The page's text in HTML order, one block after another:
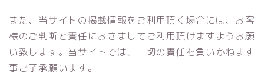
また、当サイトの掲載情報をご利用頂く場合には、お客
様のご判断と責任におきましてご利用頂けますようお願
い致します。当サイトでは、一切の責任を負いかねます
事ご了承願います。